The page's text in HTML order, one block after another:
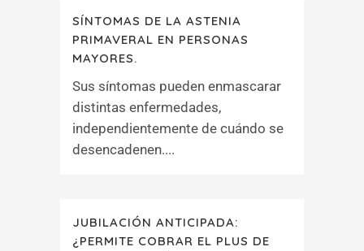
SÍNTOMAS DE LA ASTENIA
PRIMAVERAL EN PERSONAS
MAYORES.
Sus síntomas pueden enmascarar
distintas enfermedades,
independientemente de cuándo se
desencadenen....
JUBILACIÓN ANTICIPADA:
¿PERMITE COBRAR EL PLUS DE